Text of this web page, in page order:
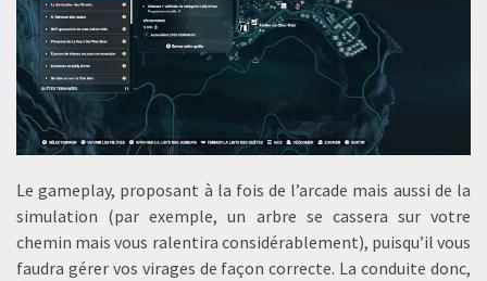
Le gameplay, proposant à la fois de l’arcade mais aussi de la
simulation (par exemple, un arbre se cassera sur votre
chemin mais vous ralentira considérablement), puisqu’il vous
faudra gérer vos virages de façon correcte. La conduite donc,